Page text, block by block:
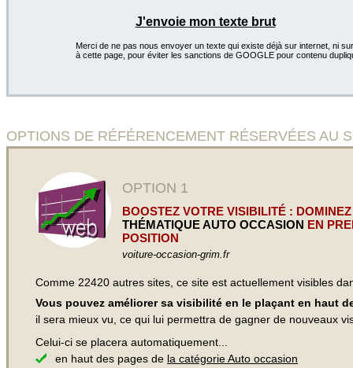
J'envoie mon texte brut
Merci de ne pas nous envoyer un texte qui existe déjà sur internet, ni
à cette page, pour éviter les sanctions de GOOGLE pour contenu
OPTIONS DE RÉFÉRENCEMENT RÉSERVÉES AU
OPTION 1
BOOSTEZ VOTRE VISIBILITÉ :
THÉMATIQUE AUTO OCCASION EN
POSITION
voiture-occasion-grim.fr
Comme 22420 autres sites, ce site est actuellement visibles
Vous pouvez améliorer sa visibilité en le plaçant en haut
il sera mieux vu, ce qui lui permettra de gagner de nouveaux
Celui-ci se placera automatiquement...
en haut des pages de la catégorie Auto occasion